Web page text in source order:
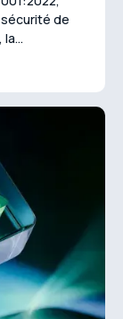
de
la
en